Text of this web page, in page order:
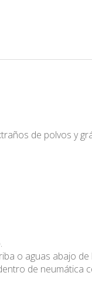
de polvos y
o aguas abajo
de neumática